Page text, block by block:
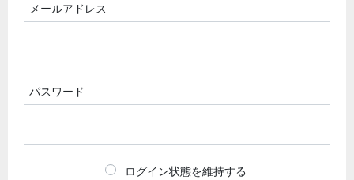
メールアドレス
パスワード
ログイン状態を維持する